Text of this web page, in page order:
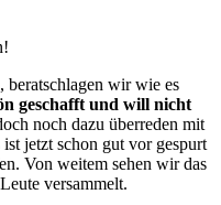
beratschlagen wir wie es
geschafft und will nicht
noch dazu überreden mit
jetzt schon gut vor gespurt
Von weitem sehen wir das
versammelt.